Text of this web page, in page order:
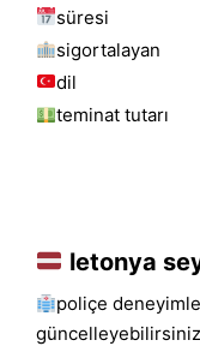
süresi
sigortalayan
dil
teminat tutarı
letonya
poliçe